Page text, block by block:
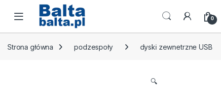
Skip to navigation
Skip to content
Open 0
Strona główna podzespoły dyski zewnetrzne USB
🔍